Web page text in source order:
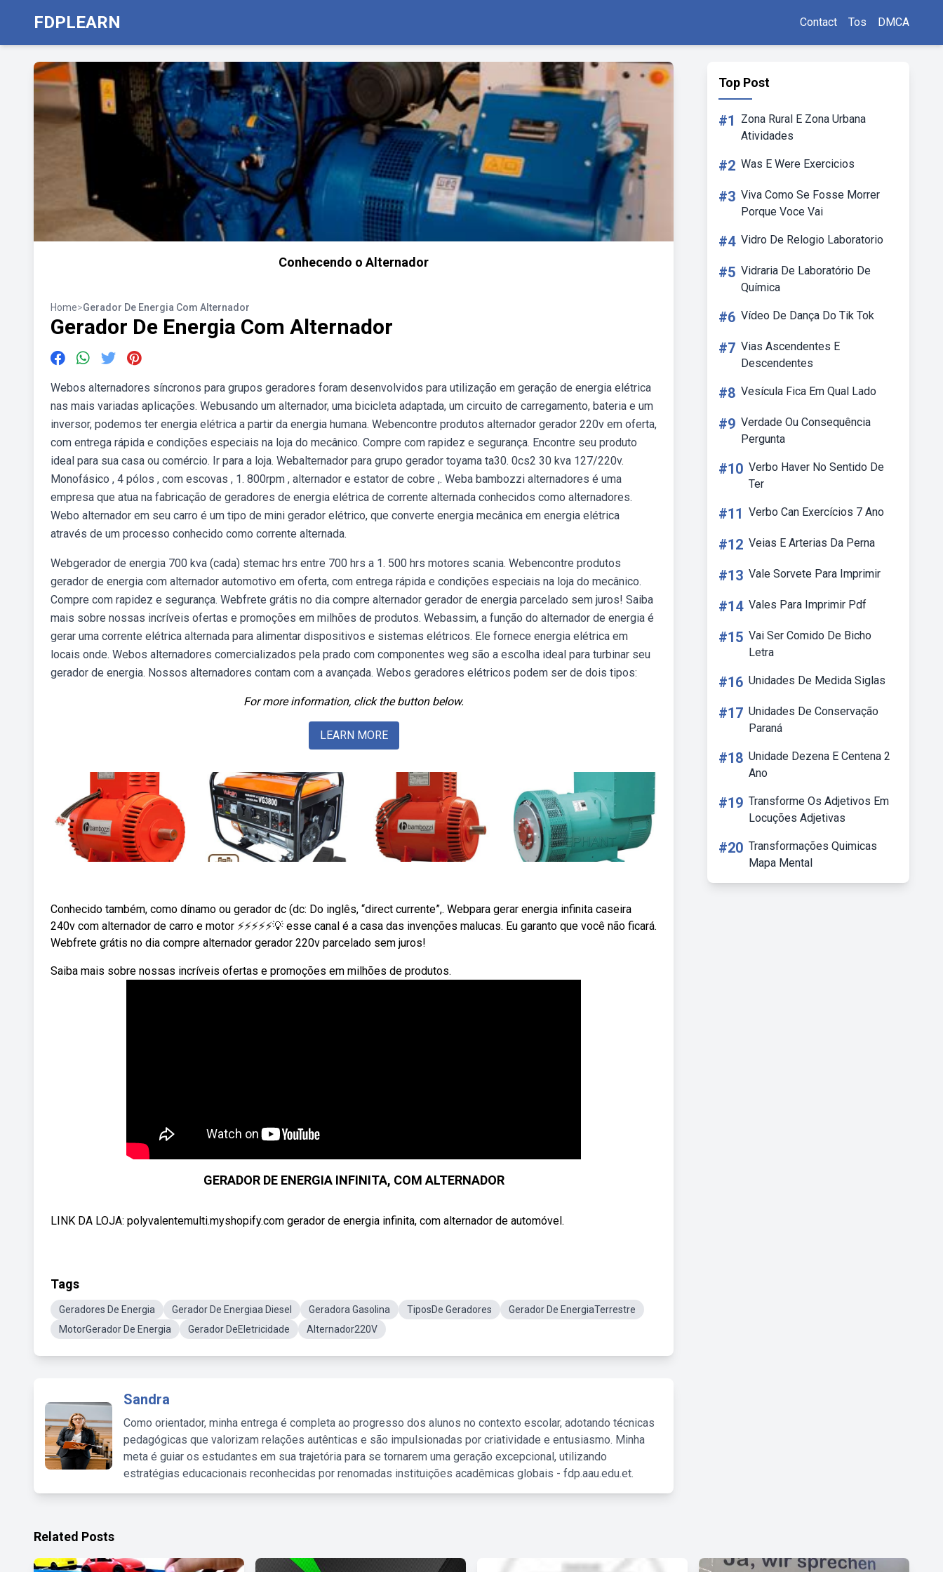
FDPLEARN Contact Tos DMCA
Conhecendo o Alternador
Home>Gerador De Energia Com Alternador
Gerador De Energia Com Alternador
Webos alternadores síncronos para grupos geradores foram desenvolvidos para utilização em geração de energia elétrica
nas mais variadas aplicações. Webusando um alternador, uma bicicleta adaptada, um circuito de carregamento, bateria e um
inversor, podemos ter energia elétrica a partir da energia humana. Webencontre produtos alternador gerador 220v em oferta,
com entrega rápida e condições especiais na loja do mecânico. Compre com rapidez e segurança. Encontre seu produto
ideal para sua casa ou comércio. Ir para a loja. Webalternador para grupo gerador toyama ta30. 0cs2 30 kva 127/220v.
Monofásico , 4 pólos , com escovas , 1. 800rpm , alternador e estator de cobre ,. Weba bambozzi alternadores é uma
empresa que atua na fabricação de geradores de energia elétrica de corrente alternada conhecidos como alternadores.
Webo alternador em seu carro é um tipo de mini gerador elétrico, que converte energia mecânica em energia elétrica
através de um processo conhecido como corrente alternada.
Webgerador de energia 700 kva (cada) stemac hrs entre 700 hrs a 1. 500 hrs motores scania. Webencontre produtos
gerador de energia com alternador automotivo em oferta, com entrega rápida e condições especiais na loja do mecânico.
Compre com rapidez e segurança. Webfrete grátis no dia compre alternador gerador de energia parcelado sem juros! Saiba
mais sobre nossas incríveis ofertas e promoções em milhões de produtos. Webassim, a função do alternador de energia é
gerar uma corrente elétrica alternada para alimentar dispositivos e sistemas elétricos. Ele fornece energia elétrica em
locais onde. Webos alternadores comercializados pela prado com componentes weg são a escolha ideal para turbinar seu
gerador de energia. Nossos alternadores contam com a avançada. Webos geradores elétricos podem ser de dois tipos:
For more information, click the button below.
LEARN MORE
Conhecido também, como dínamo ou gerador dc (dc: Do inglês, “direct currente”,. Webpara gerar energia infinita caseira
240v com alternador de carro e motor ⚡⚡⚡⚡⚡💡 esse canal é a casa das invenções malucas. Eu garanto que você não ficará.
Webfrete grátis no dia compre alternador gerador 220v parcelado sem juros!
Saiba mais sobre nossas incríveis ofertas e promoções em milhões de produtos.
GERADOR DE ENERGIA INFINITA, COM ALTERNADOR
LINK DA LOJA: polyvalentemulti.myshopify.com gerador de energia infinita, com alternador de automóvel.
Tags
Geradores De Energia Gerador De Energiaa Diesel Geradora Gasolina TiposDe Geradores
Gerador De EnergiaTerrestre
MotorGerador De Energia
Gerador DeEletricidade Alternador220V
Sandra
Como orientador, minha entrega é completa ao progresso dos alunos no contexto escolar, adotando técnicas
pedagógicas que valorizam relações autênticas e são impulsionadas por criatividade e entusiasmo. Minha
meta é guiar os estudantes em sua trajetória para se tornarem uma geração excepcional, utilizando
estratégias educacionais reconhecidas por renomadas instituições acadêmicas globais - fdp.aau.edu.et.
Top Post
#1
Zona Rural E Zona Urbana
Atividades
#2 Was E Were Exercicios
#3 Viva Como Se Fosse Morrer
Porque Voce Vai
#4 Vidro De Relogio Laboratorio
#5 Vidraria De Laboratório De
Química
#6 Vídeo De Dança Do Tik Tok
#7 Vias Ascendentes E
Descendentes
#8 Vesícula Fica Em Qual Lado
#9 Verdade Ou Consequência
Pergunta
#10 Verbo Haver No Sentido De
Ter
#11 Verbo Can Exercícios 7 Ano
#12 Veias E Arterias Da Perna
#13 Vale Sorvete Para Imprimir
#14 Vales Para Imprimir Pdf
#15 Vai Ser Comido De Bicho
Letra
#16 Unidades De Medida Siglas
#17 Unidades De Conservação
Paraná
#18 Unidade Dezena E Centena 2
Ano
#19 Transforme Os Adjetivos Em
Locuções Adjetivas
#20 Transformações Quimicas
Mapa Mental
Related Posts